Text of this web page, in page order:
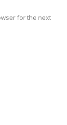
for the next